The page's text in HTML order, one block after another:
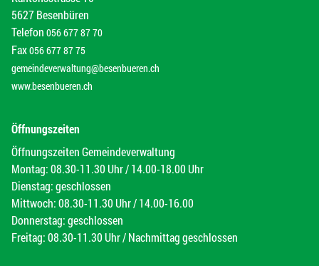
5627 Besenbüren
Telefon 056 677 87 70
Fax056 677 87 75
gemeindeverwaltung@besenbueren.ch
www.besenbueren.ch
Öffnungszeiten
Öffnungszeiten Gemeindeverwaltung
Montag: 08.30-11.30 Uhr / 14.00-18.00 Uhr
Dienstag: geschlossen
Mittwoch: 08.30-11.30 Uhr / 14.00-16.00
Donnerstag: geschlossen
Freitag: 08.30-11.30 Uhr / Nachmittag geschlossen